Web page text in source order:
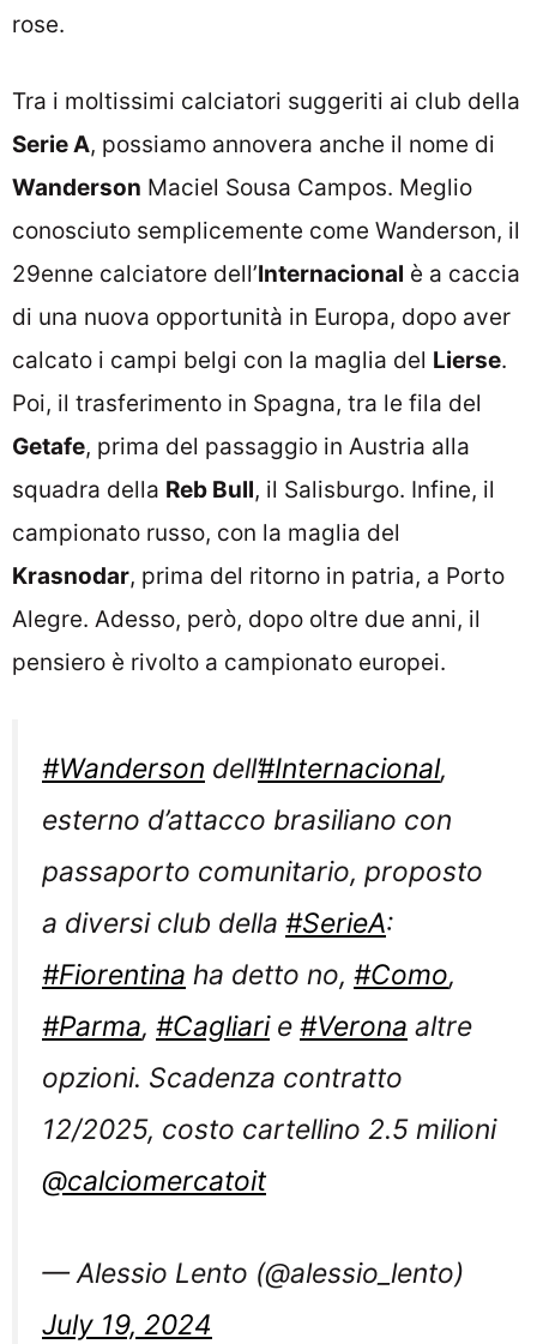
rose.
Tra i moltissimi calciatori suggeriti ai club della
Serie A, possiamo annovera anche il nome di
Wanderson Maciel Sousa Campos. Meglio
conosciuto semplicemente come Wanderson, il
29enne calciatore dell’Internacional è a caccia
di una nuova opportunità in Europa, dopo aver
calcato i campi belgi con la maglia del Lierse.
Poi, il trasferimento in Spagna, tra le fila del
Getafe, prima del passaggio in Austria alla
squadra della Reb Bull, il Salisburgo. Infine, il
campionato russo, con la maglia del
Krasnodar, prima del ritorno in patria, a Porto
Alegre. Adesso, però, dopo oltre due anni, il
pensiero è rivolto a campionato europei.
#Wanderson dell’#Internacional,
esterno d’attacco brasiliano con
passaporto comunitario, proposto
a diversi club della #SerieA:
#Fiorentina ha detto no, #Como,
#Parma, #Cagliarie #Verona altre
opzioni. Scadenza contratto
12/2025, costo cartellino 2.5 milioni
@calciomercatoit
— Alessio Lento (@alessio_lento)
July 19, 2024